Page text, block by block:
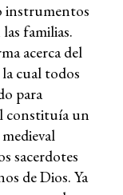
instrumentos
familias.
acerca del
cual todos
para
constituía un
sacerdotes
de Dios. Ya